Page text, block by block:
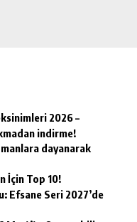
2026 –
indirme!
dayanarak
İçin Top 10!
Efsane Seri 2027’de